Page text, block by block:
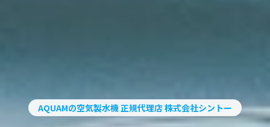
AQUAMの空気製水機 正規代理店 株式会社シントー